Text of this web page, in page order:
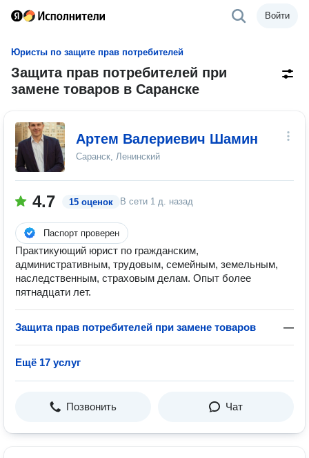
Войти
Юристы по защите прав потребителей
Защита прав потребителей при
замене товаров в Саранске
Артем Валериевич Шамин
Саранск, Ленинский
4.7 15 оценок В сети 1 д. назад
Паспорт проверен
Практикующий юрист по гражданским,
административным, трудовым, семейным, земельным,
наследственным, страховым делам. Опыт более
пятнадцати лет.
Защита прав потребителей при замене товаров —
Ещё 17 услуг
Позвонить Чат